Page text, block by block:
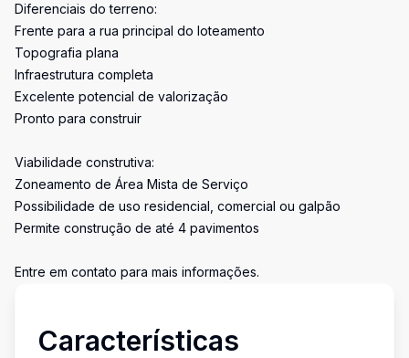
Diferenciais do terreno:
Frente para a rua principal do loteamento
Topografia plana
Infraestrutura completa
Excelente potencial de valorização
Pronto para construir
Viabilidade construtiva:
Zoneamento de Área Mista de Serviço
Possibilidade de uso residencial, comercial ou galpão
Permite construção de até 4 pavimentos
Entre em contato para mais informações.
Características